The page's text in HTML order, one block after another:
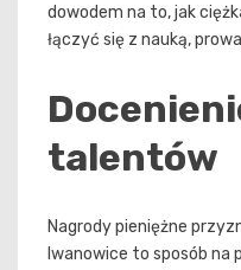
dowodem na to, jak
łączyć się z nauką,
talentów
Nagrody pieniężne
Iwanowice to sposób na